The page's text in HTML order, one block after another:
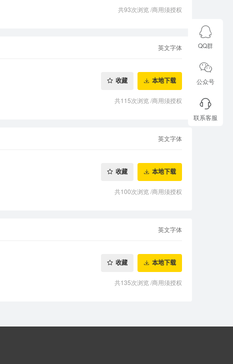
共93次浏览/商用须授权
英文字体
收藏 本地下载
共115次浏览/商用须授权
英文字体
收藏 本地下载
共100次浏览/商用须授权
英文字体
收藏 本地下载
共135次浏览/商用须授权
QQ群
公众号
联系客服